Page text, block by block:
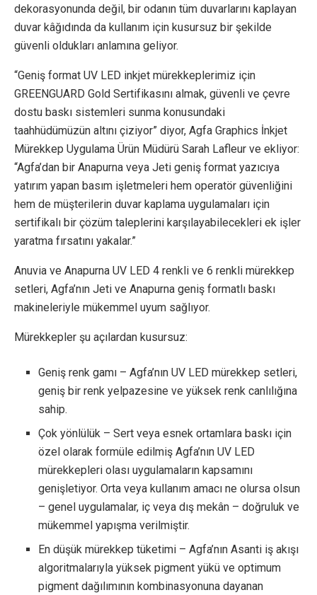
dekorasyonunda değil, bir odanın tüm duvarlarını kaplayan
duvar kâğıdında da kullanım için kusursuz bir şekilde
güvenli oldukları anlamına geliyor.
“Geniş format UV LED inkjet mürekkeplerimiz için
GREENGUARD Gold Sertifikasını almak, güvenli ve çevre
dostu baskı sistemleri sunma konusundaki
taahhüdümüzün altını çiziyor” diyor, Agfa Graphics İnkjet
Mürekkep Uygulama Ürün Müdürü Sarah Lafleur ve ekliyor:
“Agfa’dan bir Anapurna veya Jeti geniş format yazıcıya
yatırım yapan basım işletmeleri hem operatör güvenliğini
hem de müşterilerin duvar kaplama uygulamaları için
sertifikalı bir çözüm taleplerini karşılayabilecekleri ek işler
yaratma fırsatını yakalar.”
Anuvia ve Anapurna UV LED 4 renkli ve 6 renkli mürekkep
setleri, Agfa’nın Jeti ve Anapurna geniş formatlı baskı
makineleriyle mükemmel uyum sağlıyor.
Mürekkepler şu açılardan kusursuz:
Geniş renk gamı – Agfa’nın UV LED mürekkep setleri,
geniş bir renk yelpazesine ve yüksek renk canlılığına
sahip.
Çok yönlülük – Sert veya esnek ortamlara baskı için
özel olarak formüle edilmiş Agfa’nın UV LED
mürekkepleri olası uygulamaların kapsamını
genişletiyor. Orta veya kullanım amacı ne olursa olsun
– genel uygulamalar, iç veya dış mekân – doğruluk ve
mükemmel yapışma verilmiştir.
En düşük mürekkep tüketimi – Agfa’nın Asanti iş akışı
algoritmalarıyla yüksek pigment yükü ve optimum
pigment dağılımının kombinasyonuna dayanan